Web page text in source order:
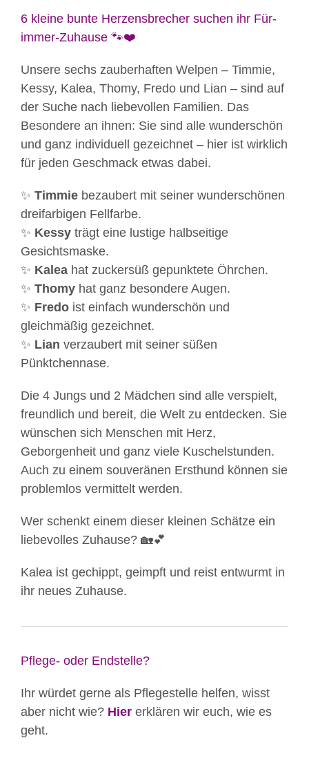
6 kleine bunte Herzensbrecher suchen ihr Für-
immer-Zuhause 🐾❤️
Unsere sechs zauberhaften Welpen – Timmie,
Kessy, Kalea, Thomy, Fredo und Lian – sind auf
der Suche nach liebevollen Familien. Das
Besondere an ihnen: Sie sind alle wunderschön
und ganz individuell gezeichnet – hier ist wirklich
für jeden Geschmack etwas dabei.
✨ Timmie bezaubert mit seiner wunderschönen
dreifarbigen Fellfarbe.
✨ Kessy trägt eine lustige halbseitige
Gesichtsmaske.
✨ Kalea hat zuckersüß gepunktete Öhrchen.
✨ Thomy hat ganz besondere Augen.
✨ Fredo ist einfach wunderschön und
gleichmäßig gezeichnet.
✨ Lian verzaubert mit seiner süßen
Pünktchennase.
Die 4 Jungs und 2 Mädchen sind alle verspielt,
freundlich und bereit, die Welt zu entdecken. Sie
wünschen sich Menschen mit Herz,
Geborgenheit und ganz viele Kuschelstunden.
Auch zu einem souveränen Ersthund können sie
problemlos vermittelt werden.
Wer schenkt einem dieser kleinen Schätze ein
liebevolles Zuhause? 🏡💕
Kalea ist gechippt, geimpft und reist entwurmt in
ihr neues Zuhause.
Pflege- oder Endstelle?
Ihr würdet gerne als Pflegestelle helfen, wisst
aber nicht wie? Hier erklären wir euch, wie es
geht.